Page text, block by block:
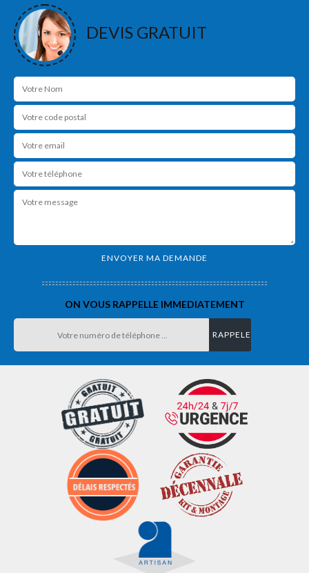
DEVIS GRATUIT
ON VOUS RAPPELLE IMMEDIATEMENT